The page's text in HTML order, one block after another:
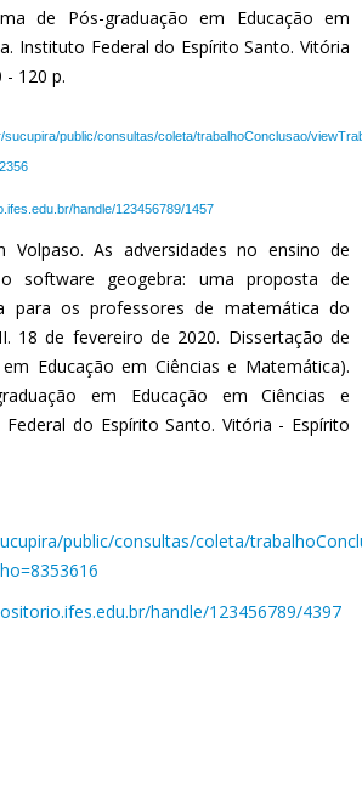
de Pós-graduação em Educação em
Instituto Federal do Espírito Santo. Vitória
- 120 p.
public/consultas/coleta/trabalhoConclusao/
handle/123456789/1457
Volpaso. As adversidades no ensino de
software geogebra: uma proposta de
para os professores de matemática do
18 de fevereiro de 2020. Dissertação de
Educação em Ciências e Matemática).
em Educação em Ciências e
do Espírito Santo. Vitória - Espírito
public/consultas/coleta/
handle/123456789/4397